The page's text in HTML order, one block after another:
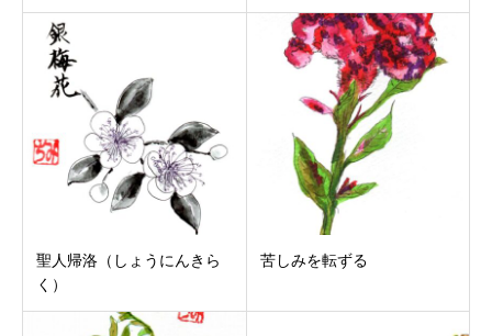
聖人帰洛（しょうにんきら
く）
苦しみを転ずる